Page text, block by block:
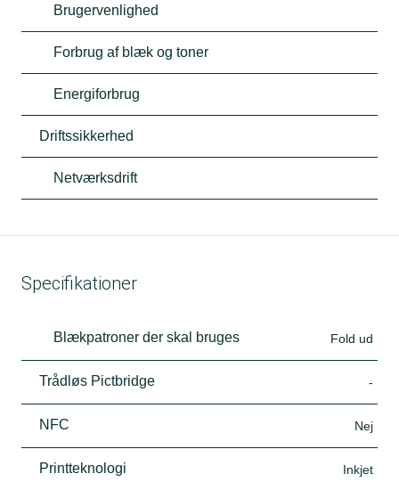
Brugervenlighed
Forbrug af blæk og toner
Energiforbrug
Driftssikkerhed
Netværksdrift
Specifikationer
Blækpatroner der skal bruges Fold ud
Trådløs Pictbridge -
NFC Nej
Printteknologi Inkjet